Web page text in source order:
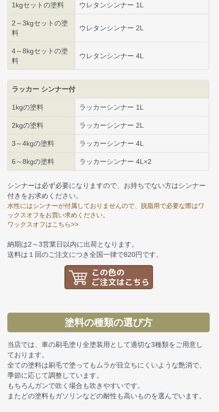
1kgセットの塗料 ウレタンシンナー 1L
2～3kgセットの塗
料
ウレタンシンナー 2L
4～8kgセットの塗
料
ウレタンシンナー 4L
ラッカー シンナー付
1kgの塗料 ラッカーシンナー 1L
2kgの塗料 ラッカーシンナー 2L
3～4kgの塗料 ラッカーシンナー 4L
6～8kgの塗料 ラッカーシンナー 4L×2
シンナーは必ず必要になりますので、お持ちでない方はシンナー
付きをお求めください。
水性にはシンナーが付属しておりませんので、脱脂用で必要な際はワ
ックスオフをお買い求めください。
ワックスオフはこちら>>
納期は2～3営業日以内に出荷となります。
送料は１回のご注文につき全国一律で820円です。
塗料の種類の選び方
当店では、車の刷毛塗り全塗装用として適切な3種類をご用意し
ております。
全ての塗料は刷毛で塗ってもムラが目立ちにくいような艶消で、
季節に応じて調整しています。
もちろんガンで吹く場合も吹きやすいです。
またどの塗料もガソリンなどの耐性も高いものを選んでいます。